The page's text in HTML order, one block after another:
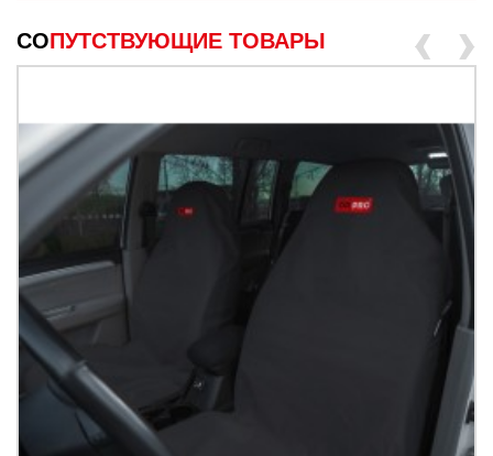
СОПУТСТВУЮЩИЕ ТОВАРЫ ‹ ›